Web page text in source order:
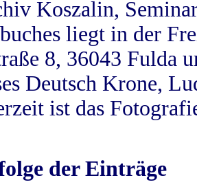
Koszalin,
liegt in der
8, 36043 Fulda
Deutsch Krone,
ist das
der Einträge